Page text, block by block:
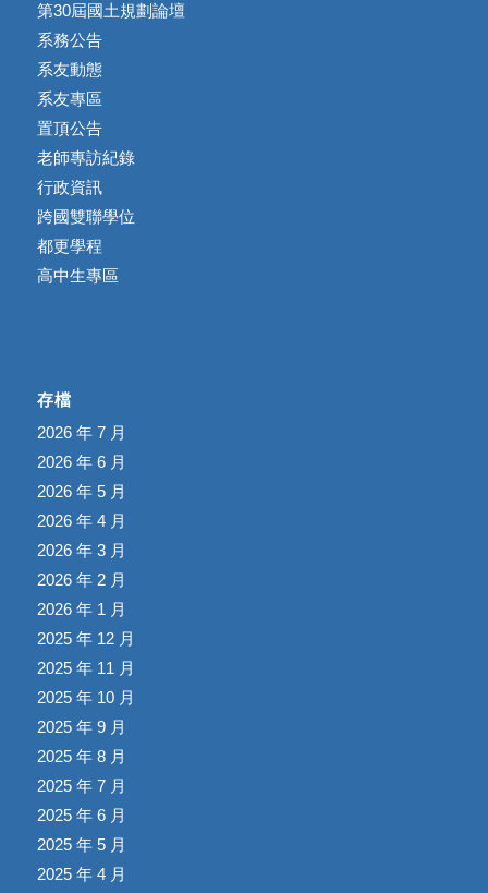
第30屆國土規劃論壇
系務公告
系友動態
系友專區
置頂公告
老師專訪紀錄
行政資訊
跨國雙聯學位
都更學程
高中生專區
存檔
2026 年 7 月
2026 年 6 月
2026 年 5 月
2026 年 4 月
2026 年 3 月
2026 年 2 月
2026 年 1 月
2025 年 12 月
2025 年 11 月
2025 年 10 月
2025 年 9 月
2025 年 8 月
2025 年 7 月
2025 年 6 月
2025 年 5 月
2025 年 4 月